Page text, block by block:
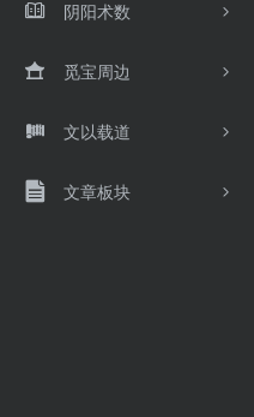
阴阳术数
觅宝周边
文以载道
文章板块